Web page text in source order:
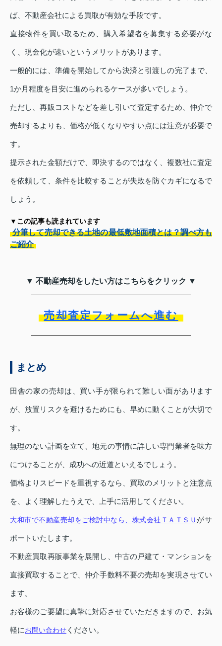
ば、不動産会社による買取が有効な手段です。
直接物件を買い取るため、購入希望者を募集する必要がな
く、現金化が速いというメリットがあります。
一般的には、準備を開始してから決済と引渡しの完了まで、
1か月程度を目安に進められるケースが多いでしょう。
ただし、再販コストなどを差し引いて査定するため、仲介で
売却するよりも、価格が低くなりやすい点には注意が必要で
す。
提示された金額だけで、即決するのではなく、複数社に査定
を依頼して、条件を比較することが失敗を防ぐカギになるで
しょう。
▼この記事も読まれています
分筆して売却できる土地の最低敷地面積とは？調べ方も
ご紹介
▼ 不動産売却をしたい方はこちらをクリック ▼
売却査定フォームへ進む
まとめ
田舎の家の売却は、買い手が限られて難しい面があります
が、放置リスクを避けるためにも、早めに動くことが大切で
す。
無理のない計画を立て、地元の事情に詳しい専門業者を味方
につけることが、成功への近道といえるでしょう。
価格よりスピードを重視するなら、買取のメリットと注意点
を、よく理解したうえで、上手に活用してください。
大和市で不動産売却をご検討中なら、株式会社ＴＡＴＳＵ がサ
ポートいたします。
不動産買取再販事業を展開し、中古の戸建て・マンションを
直接買取することで、仲介手数料不要の売却を実現させてい
ます。
お客様のご要望に真摯に対応させていただきますので、お気
軽にお問い合わせ ください。